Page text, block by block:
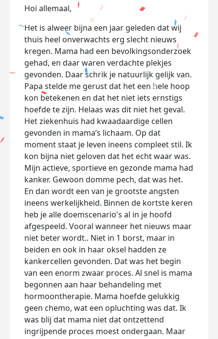
Hoi allemaal,
Het is alweer bijna een jaar geleden dat wij
thuis heel onverwachts erg slecht nieuws
kregen. Mama had een bevolkingsonderzoek
gehad, en daar waren verdachte plekjes
gevonden. Daar schrik je natuurlijk gelijk van.
Papa stelde me gerust dat het een hele hoop
kon betekenen en dat het niet iets ernstigs
hoefde te zijn. Helaas was dit niet het geval.
Het ziekenhuis had kwaadaardige cellen
gevonden in mama’s lichaam. Op dat
moment staat je leven ineens compleet stil. Ik
kon bijna niet geloven dat het echt waar was.
Mijn actieve, sportieve en gezonde mama had
kanker. Gewoon domme pech, dat was het.
En dan wordt een van je grootste angsten
ineens werkelijkheid. Binnen de kortste keren
heb je alle doemscenario's al in je hoofd
afgespeeld. Vooral wanneer het nieuws maar
niet beter wordt.. Niet in 1 borst, maar in
beiden en ook in haar oksel hadden ze
kankercellen gevonden. Dat was het begin
van een enorm zwaar proces. Al snel is mama
begonnen aan haar behandeling met
hormoontherapie. Mama hoefde gelukkig
geen chemo, wat een opluchting was dat. Ik
was blij dat mama niet dat ontzettend
ingrijpende proces moest ondergaan. Maar